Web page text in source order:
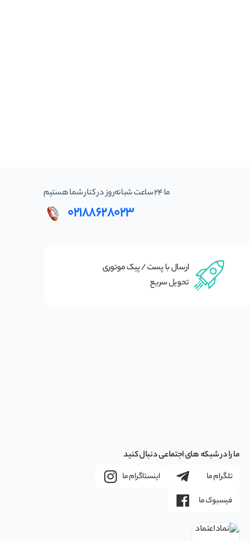
ما 24 ساعت شبانه‌روز در کنار شما هستیم
02188628023
ارسال با پست / پیک موتوری
تحویل سریع
ما را در شبکه های اجتماعی دنبال کنید
تلگرام ما
اینستاگرام ما
فیسبوک ما